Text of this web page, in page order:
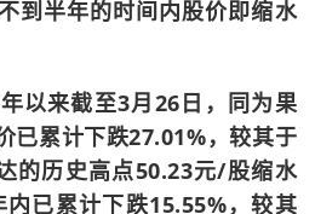
到半年的时间内股价即缩水
以来截至3月26日，同为果
已累计下跌27.01%，较其于
的历史高点50.23元/股缩水
已累计下跌15.55%，较其